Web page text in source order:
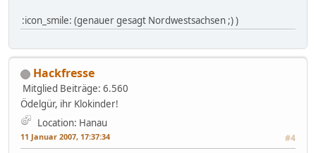
:icon_smile: (genauer gesagt Nordwestsachsen ;) )
Hackfresse
Mitglied Beiträge: 6.560
Ödelgür, ihr Klokinder!
Location: Hanau
11 Januar 2007, 17:37:34 #4